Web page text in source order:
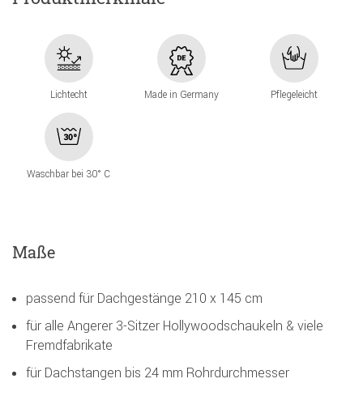
Lichtecht Made in Germany Pflegeleicht
Waschbar bei 30° C
Maße
passend für Dachgestänge 210 x 145 cm
für alle Angerer 3-Sitzer Hollywoodschaukeln & viele
Fremdfabrikate
für Dachstangen bis 24 mm Rohrdurchmesser